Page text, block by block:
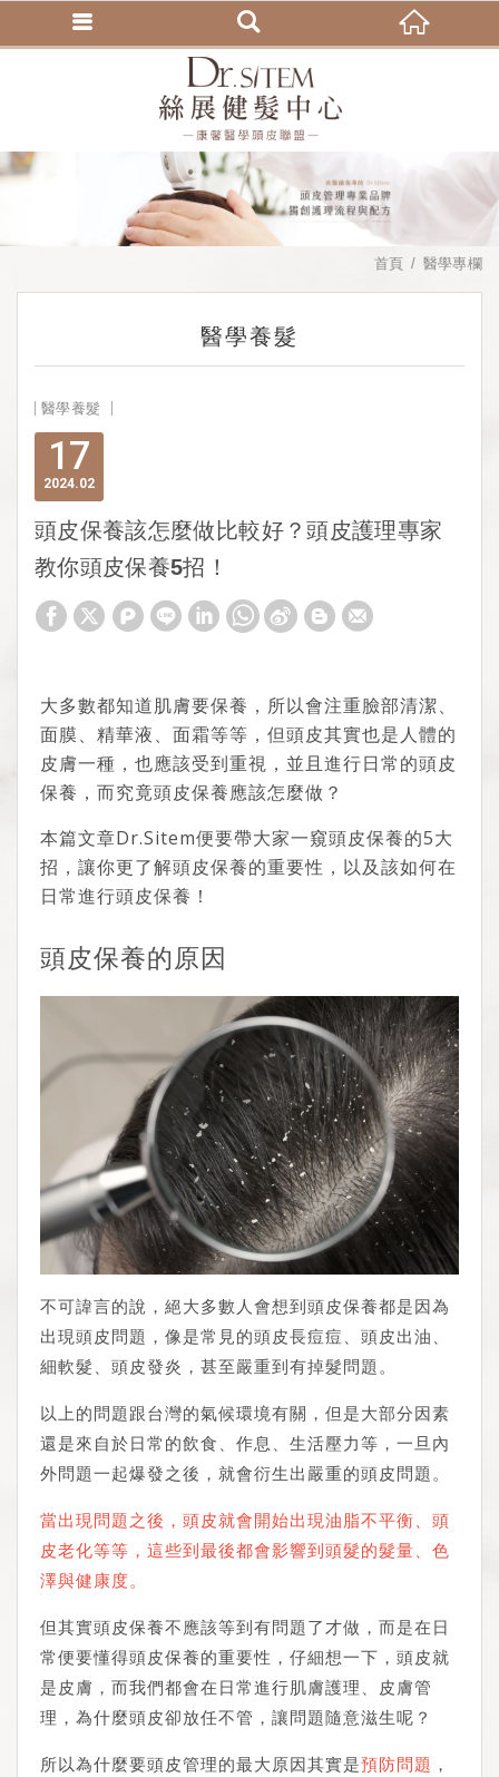
首頁 醫學專欄
醫學養髮
醫學養髮
17
02
2024
頭皮保養該怎麼做比較好？頭皮護理專家
教你頭皮保養5招！
大多數都知道肌膚要保養，所以會注重臉部清潔、
面膜、精華液、面霜等等，但頭皮其實也是人體的
皮膚一種，也應該受到重視，並且進行日常的頭皮
保養，而究竟頭皮保養應該怎麼做？
本篇文章Dr.Sitem便要帶大家一窺頭皮保養的5大
招，讓你更了解頭皮保養的重要性，以及該如何在
日常進行頭皮保養！
頭皮保養的原因
不可諱言的說，絕大多數人會想到頭皮保養都是因為
出現頭皮問題，像是常見的頭皮長痘痘、頭皮出油、
細軟髮、頭皮發炎，甚至嚴重到有掉髮問題。
以上的問題跟台灣的氣候環境有關，但是大部分因素
還是來自於日常的飲食、作息、生活壓力等，一旦內
外問題一起爆發之後，就會衍生出嚴重的頭皮問題。
當出現問題之後，頭皮就會開始出現油脂不平衡、頭
皮老化等等，這些到最後都會影響到頭髮的髮量、色
澤與健康度。
但其實頭皮保養不應該等到有問題了才做，而是在日
常便要懂得頭皮保養的重要性，仔細想一下，頭皮就
是皮膚，而我們都會在日常進行肌膚護理、皮膚管
理，為什麼頭皮卻放任不管，讓問題隨意滋生呢？
所以為什麼要頭皮管理的最大原因其實是預防問題 ，